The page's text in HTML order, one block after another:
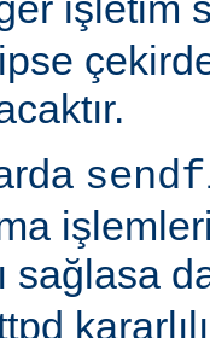
sağlasa